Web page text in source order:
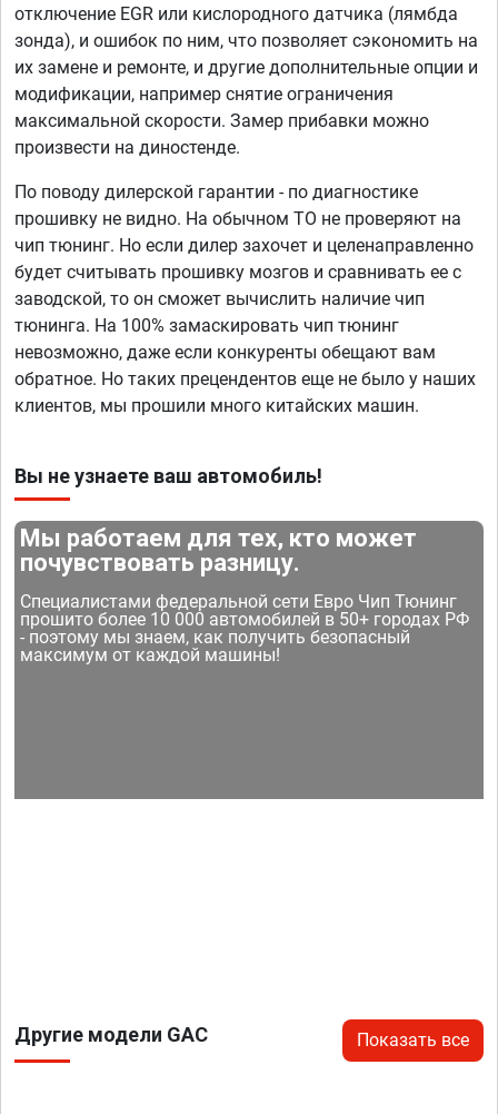
отключение EGR или кислородного датчика (лямбда
зонда), и ошибок по ним, что позволяет сэкономить на
их замене и ремонте, и другие дополнительные опции и
модификации, например снятие ограничения
максимальной скорости. Замер прибавки можно
произвести на диностенде.
По поводу дилерской гарантии - по диагностике
прошивку не видно. На обычном ТО не проверяют на
чип тюнинг. Но если дилер захочет и целенаправленно
будет считывать прошивку мозгов и сравнивать ее с
заводской, то он сможет вычислить наличие чип
тюнинга. На 100% замаскировать чип тюнинг
невозможно, даже если конкуренты обещают вам
обратное. Но таких прецендентов еще не было у наших
клиентов, мы прошили много китайских машин.
Вы не узнаете ваш автомобиль!
Мы работаем для тех, кто может
почувствовать разницу.
Специалистами федеральной сети Евро Чип Тюнинг
прошито более 10 000 автомобилей в 50+ городах РФ
- поэтому мы знаем, как получить безопасный
максимум от каждой машины!
Другие модели GAC Показать все